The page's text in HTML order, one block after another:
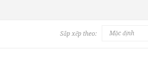
Sắp xếp theo: